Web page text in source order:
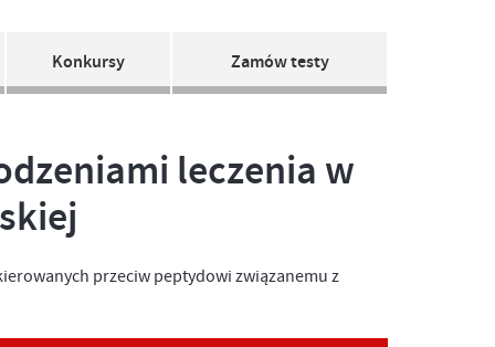
Konkursy Zamów testy
leczenia w
przeciw peptydowi związanemu z